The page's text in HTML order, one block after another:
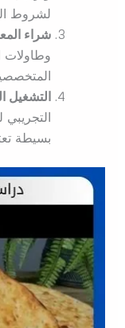
لشروط
شراء
وطاولات
التشغيل
بسيطة